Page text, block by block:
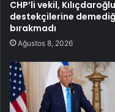
CHP’li vekil, Kılıçdaroğlu
destekçilerine
bırakmadı
Ağustos 8, 2026